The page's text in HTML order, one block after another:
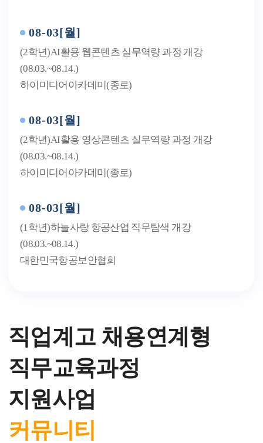
08-03[월]
(2학년)AI활용 웹콘텐츠 실무역량 과정 개강
(08.03.~08.14.)
하이미디어아카데미(종로)
08-03[월]
(2학년)AI활용 영상콘텐츠 실무역량 과정 개강
(08.03.~08.14.)
하이미디어아카데미(종로)
08-03[월]
(1학년)하늘사랑 항공산업 직무탐색 개강
(08.03.~08.14.)
대한민국항공보안협회
(08.03.~08.14.)
대한상공회의소 광주인력개발원
08-03[월]
(2학년)지능로봇 직무성장프로그램 과정 개강
(08.03.~08.14.)
대한상공회의소 광주인력개발원
직업계고 채용연계형
직무교육과정
지원사업
커뮤니티